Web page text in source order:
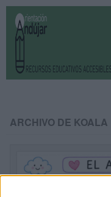
ARCHIVO DE KOALA